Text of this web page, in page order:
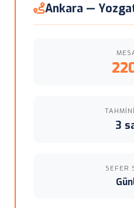
Ankara —
3
SEFER